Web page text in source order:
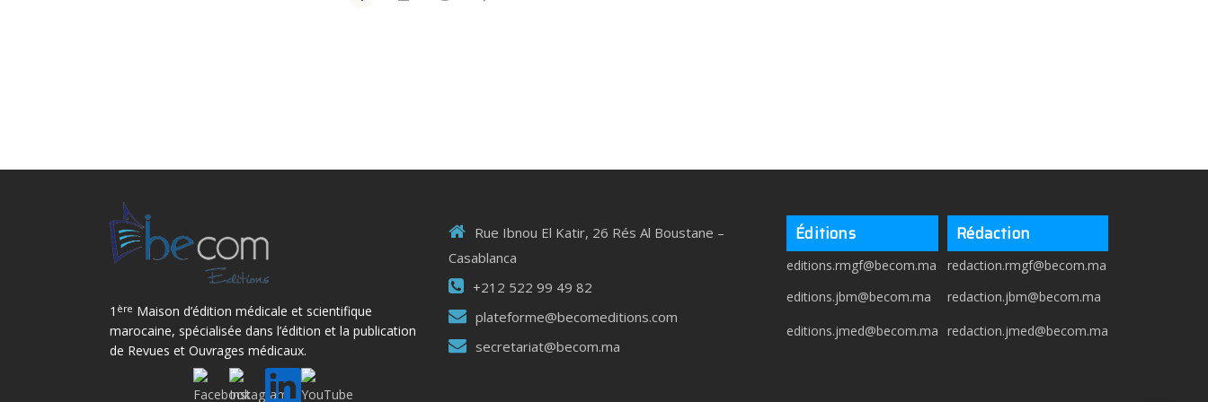
1 ère Maison d’édition médicale et scientifique
marocaine, spécialisée dans l’édition et la publication
de Revues et Ouvrages médicaux.
Rue Ibnou El Katir, 26 Rés Al Boustane –
Casablanca
+212 522 99 49 82
plateforme@becomeditions.com
secretariat@becom.ma
Éditions
editions.rmgf@becom.ma
editions.jbm@becom.ma
editions.jmed@becom.ma
Rédaction
redaction.rmgf@becom.ma
redaction.jbm@becom.ma
redaction.jmed@becom.ma